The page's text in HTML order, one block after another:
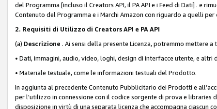
del Programma [incluso il Creators API, il PA API e i Feed di Dati] . e
Contenuto del Programma e i Marchi Amazon con riguardo a quelli
2. Requisiti di Utilizzo di Creators API e PA API
(a) Descrizione . Ai sensi della presente Licenza, potremmo mettere
• Dati, immagini, audio, video, loghi, design di interfacce utente, e altri
• Materiale testuale, come le informazioni testuali del Prodotto.
In aggiunta al precedente Contenuto Pubblicitario dei Prodotti e
per l'utilizzo in connessione con il codice sorgente di prova e libraries
disposizione in virtù di una separata licenza che accompagna ciascun